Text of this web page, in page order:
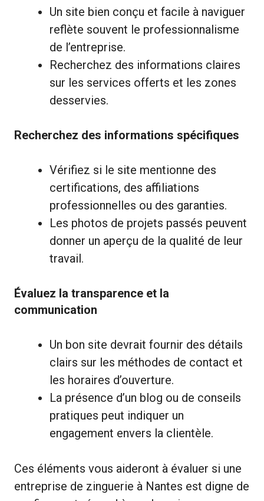
Un site bien conçu et facile à naviguer
reflète souvent le professionnalisme
de l’entreprise.
Recherchez des informations claires
sur les services offerts et les zones
desservies.
Recherchez des informations spécifiques
Vérifiez si le site mentionne des
certifications, des affiliations
professionnelles ou des garanties.
Les photos de projets passés peuvent
donner un aperçu de la qualité de leur
travail.
Évaluez la transparence et la
communication
Un bon site devrait fournir des détails
clairs sur les méthodes de contact et
les horaires d’ouverture.
La présence d’un blog ou de conseils
pratiques peut indiquer un
engagement envers la clientèle.
Ces éléments vous aideront à évaluer si une
entreprise de zinguerie à Nantes est digne de